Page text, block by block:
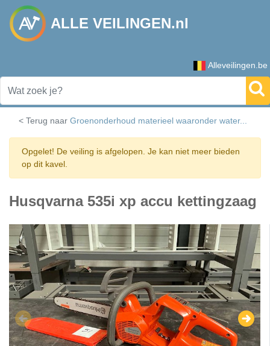
ALLE VEILINGEN.nl
Alleveilingen.be
< Terug naar Groenonderhoud materieel waaronder water...
Opgelet! De veiling is afgelopen. Je kan niet meer bieden
op dit kavel.
Husqvarna 535i xp accu kettingzaag